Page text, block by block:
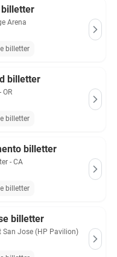
Arena
billetter
billetter
OR
billetter
billetter
- CA
billetter
billetter
San Jose (HP Pavilion)